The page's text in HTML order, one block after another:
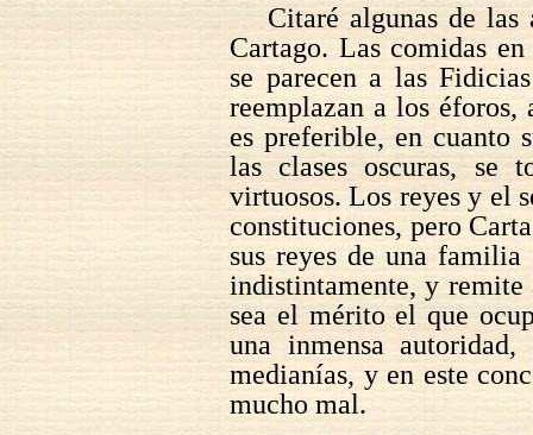
Citaré algunas de las
Cartago. Las comidas
se parecen a las
reemplazan a los éforos,
es preferible, en cuanto
las clases oscuras, se
virtuosos. Los reyes y el
constituciones, pero
sus reyes de una
indistintamente, y
sea el mérito el que
una inmensa
medianías, y en este
mucho mal.